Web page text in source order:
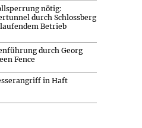
nötig:
durch Schlossberg
Betrieb
durch Georg
Fence
in Haft